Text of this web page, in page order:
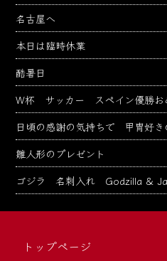
名古屋へ
本日は臨時休業
酷暑日
W杯 サッカー スペイン優勝お
日頃の感謝の気持ちで 甲冑好き
雛人形のプレゼント
ゴジラ 名刺入れ Godzilla &
トップページ